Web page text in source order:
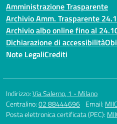
Amministrazione Trasparente
Archivio Amm. Trasparente
Archivio albo online fino al
Dichiarazione di accessibilità
Note LegaliCrediti
Indirizzo:Via Salerno, 1 - Milano
Centralino:02 88444696 Email:
Posta elettronica certificata (PEC):